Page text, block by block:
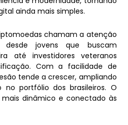
ainda mais simples.
chamam a atenção
desde jovens que buscam
até investidores veteranos
Com a facilidade de
tende a crescer, ampliando
no portfólio dos brasileiros. O
dinâmico e conectado às